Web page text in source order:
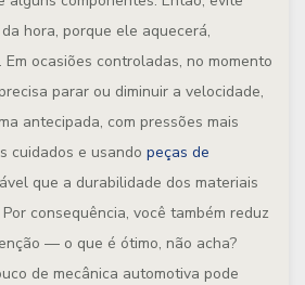
hora, porque ele aquecerá,
ocasiões controladas, no momento
parar ou diminuir a velocidade,
antecipada, com pressões mais
cuidados e usando peças de
que a durabilidade dos materiais
consequência, você também reduz
— o que é ótimo, não acha?
de mecânica automotiva pode